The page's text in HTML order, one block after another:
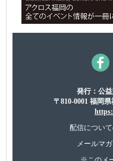
発行：公
〒810-0001 福岡
配信につい
メールマ